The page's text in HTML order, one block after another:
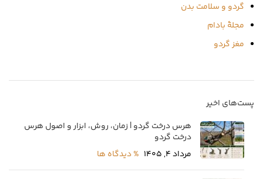
گردو و سلامت بدن
مجلۀ بادام
مغز گردو
پست‌های اخیر
هرس درخت گردو | زمان، روش، ابزار و اصول هرس
درخت گردو
مرداد 4, 1405
% دیدگاه ها